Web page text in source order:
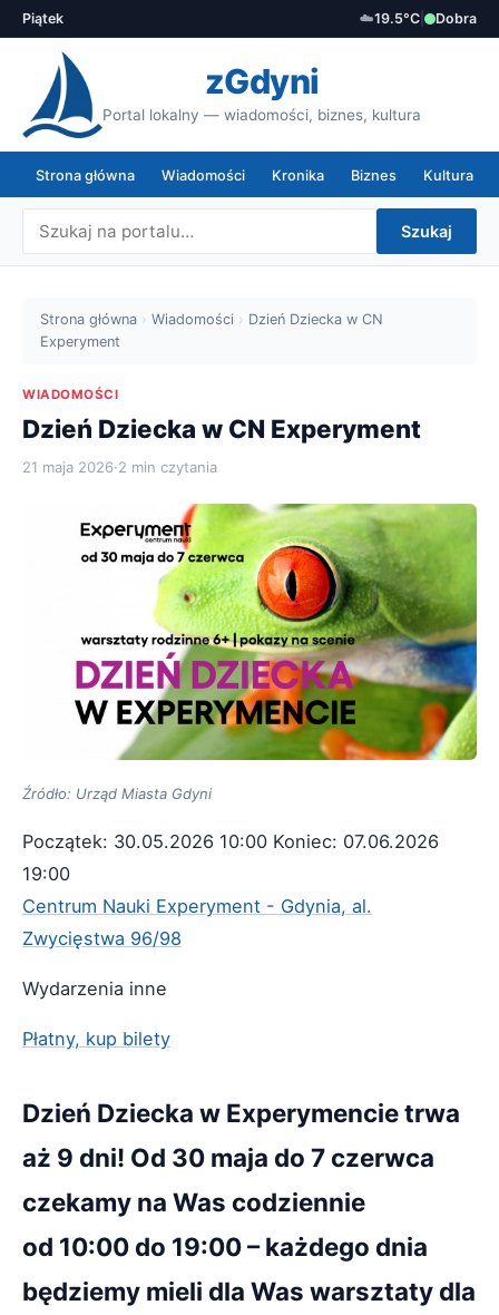
Piątek ☁️19.5°C Dobra
zGdyni
Portal lokalny — wiadomości, biznes, kultura
Strona główna Wiadomości Kronika Biznes Kultura
Szukaj
Strona główna › Wiadomości › Dzień Dziecka w CN
Experyment
WIADOMOŚCI
Dzień Dziecka w CN Experyment
21 maja 2026·2 min czytania
Źródło: Urząd Miasta Gdyni
Początek: 30.05.2026 10:00 Koniec: 07.06.2026
19:00
Centrum Nauki Experyment - Gdynia, al.
Zwycięstwa 96/98
Wydarzenia inne
Płatny, kup bilety
Dzień Dziecka w Experymencie trwa
aż 9 dni! Od 30 maja do 7 czerwca
czekamy na Was codziennie
od 10:00 do 19:00 – każdego dnia
będziemy mieli dla Was warsztaty dla